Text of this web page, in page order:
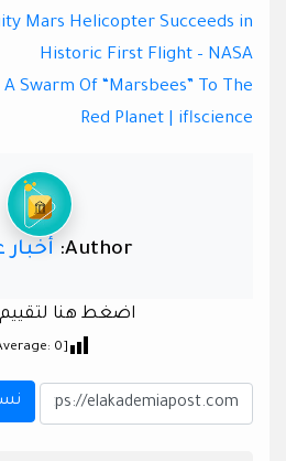
Mars Helicopter Succeeds in
Historic First Flight – NASA
Swarm Of “Marsbees” To The
Red Planet | iflscience
Author:
اضغط هنا لتقييم
[Average:
0